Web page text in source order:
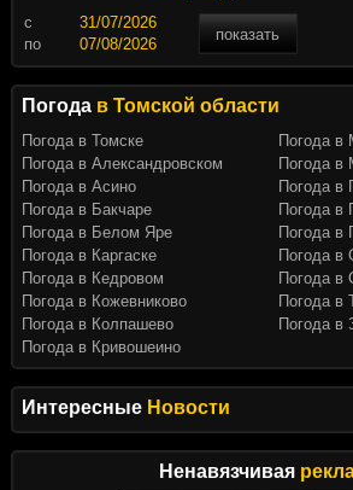
Интересные Новости
Ненавязчивая
c
показать
по
Погода в Томской области
Погода в Томске
Погода в Александровском
Погода в Асино
Погода в Бакчаре
Погода в Белом Яре
Погода в Каргаске
Погода в Кедровом
Погода в Кожевниково
Погода в Колпашево
Погода в Кривошеино
Погода в
Погода в
Погода в
Погода в
Погода в
Погода в
Погода в
Погода в
Погода в